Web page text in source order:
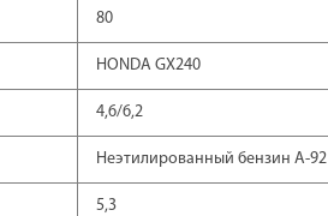
80
HONDA GX240
4,6/6,2
Неэтилированный бензин А-92
5,3